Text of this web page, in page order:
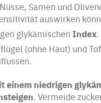
Samen und
auswirken
glykämischen Index.
(ohne Haut) und
einem niedrigen
. Vermeide